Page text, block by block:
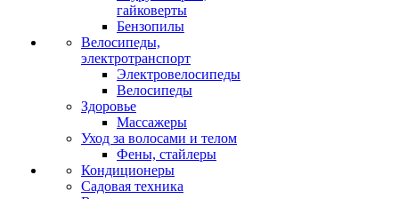
гайковерты
Бензопилы
Велосипеды,
электротранспорт
Электровелосипеды
Велосипеды
Здоровье
Массажеры
Уход за волосами и телом
Фены, стайлеры
Кондиционеры
Садовая техника